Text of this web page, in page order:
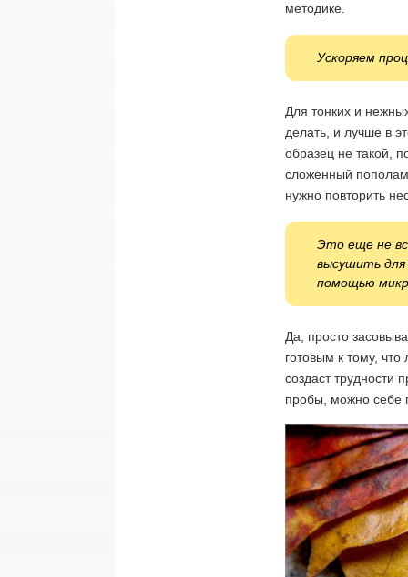
методике.
Ускоряем
Для тонких и
делать, и лучше в
образец не такой,
сложенный
нужно повторить
Это еще не
высушить
помощью
Да, просто
готовым к тому, что
создаст трудности
пробы, можно себе